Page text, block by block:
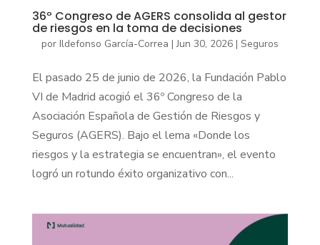
36º Congreso de AGERS consolida al gestor
de riesgos en la toma de decisiones
por Ildefonso García-Correa |Jun 30, 2026| Seguros
El pasado 25 de junio de 2026, la Fundación Pablo
VI de Madrid acogió el 36º Congreso de la
Asociación Española de Gestión de Riesgos y
Seguros (AGERS). Bajo el lema «Donde los
riesgos y la estrategia se encuentran», el evento
logró un rotundo éxito organizativo con...